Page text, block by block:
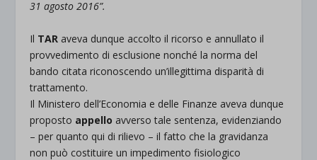
31 agosto 2016”.
Il TAR aveva dunque accolto il ricorso e annullato il
provvedimento di esclusione nonché la norma del
bando citata riconoscendo un’illegittima disparità di
trattamento.
Il Ministero dell’Economia e delle Finanze aveva dunque
proposto appello avverso tale sentenza, evidenziando
– per quanto qui di rilievo – il fatto che la gravidanza
non può costituire un impedimento fisiologico